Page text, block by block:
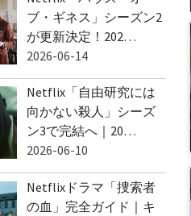
ブ・ギネス」シーズン2
が更新決定！202…
2026-06-14
Netflix「自由研究には
向かない殺人」シーズ
ン3で完結へ｜20…
2026-06-10
Netflixドラマ「捜索者
の血」完全ガイド｜キ